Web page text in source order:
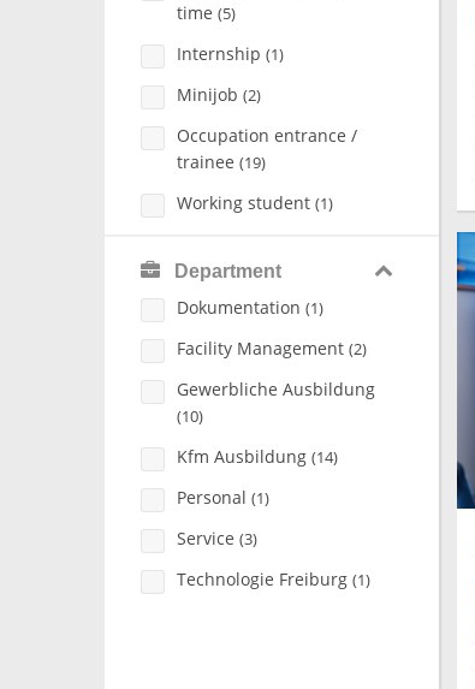
time (5)
Internship (1)
Minijob (2)
Occupation entrance /
trainee (19)
Working student (1)
Department
Dokumentation (1)
Facility Management (2)
Gewerbliche Ausbildung
(10)
Kfm Ausbildung (14)
Personal (1)
Service (3)
Technologie Freiburg (1)